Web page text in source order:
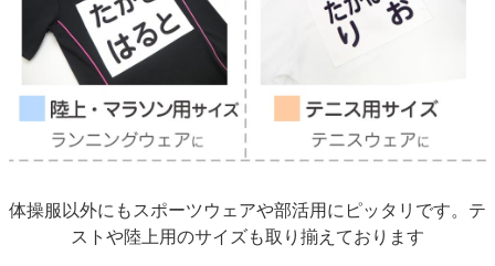
体操服以外にもスポーツウェアや部活用にピッタリです。テ
ストや陸上用のサイズも取り揃えております